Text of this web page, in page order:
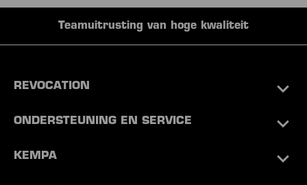
Teamuitrusting van hoge kwaliteit
REVOCATION
ONDERSTEUNING EN SERVICE
KEMPA